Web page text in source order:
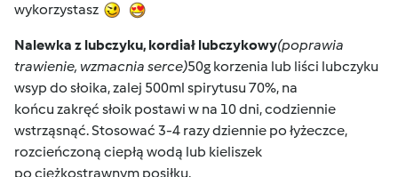
wykorzystasz
Nalewka z lubczyku, kordiał lubczykowy(poprawia
trawienie, wzmacnia serce)50g korzenia lub liści lubczyku
wsyp do słoika, zalej 500ml spirytusu 70%, na
końcu zakręć słoik postawi w na 10 dni, codziennie
wstrząsnąć. Stosować 3-4 razy dziennie po łyżeczce,
rozcieńczoną ciepłą wodą lub kieliszek
po ciężkostrawnym posiłku.